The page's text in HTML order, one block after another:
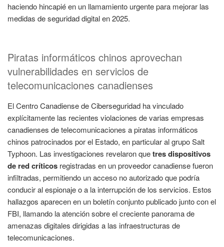
haciendo hincapié en un llamamiento urgente para mejorar las
medidas de seguridad digital en 2025.
Piratas informáticos chinos aprovechan
vulnerabilidades en servicios de
telecomunicaciones canadienses
El Centro Canadiense de Ciberseguridad ha vinculado
explícitamente las recientes violaciones de varias empresas
canadienses de telecomunicaciones a piratas informáticos
chinos patrocinados por el Estado, en particular al grupo Salt
Typhoon. Las investigaciones revelaron quetres dispositivos
de red críticos registradas en un proveedor canadiense fueron
infiltradas, permitiendo un acceso no autorizado que podría
conducir al espionaje o a la interrupción de los servicios. Estos
hallazgos aparecen en un boletín conjunto publicado junto con el
FBI, llamando la atención sobre el creciente panorama de
amenazas digitales dirigidas a las infraestructuras de
telecomunicaciones.